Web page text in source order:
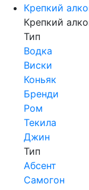
Крепкий
Крепкий
Тип
Водка
Виски
Коньяк
Бренди
Ром
Текила
Джин
Тип
Абсент
Самогон